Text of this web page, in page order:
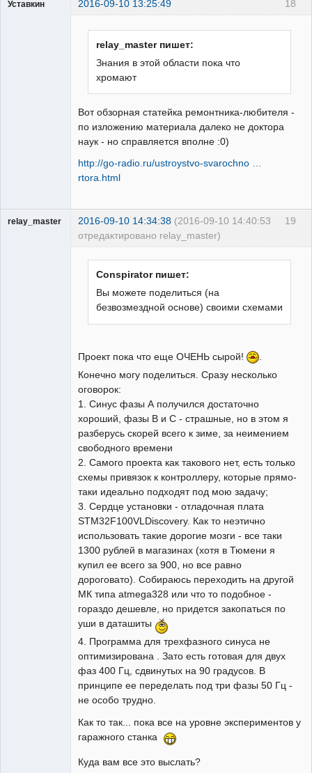
18
Уставкин 2016-09-10 13:25:49
relay_master пишет:
Знания в этой области пока что
хромают
Вот обзорная статейка ремонтника-любителя -
по изложению материала далеко не доктора
наук - но справляется вполне :0)
http://go-radio.ru/ustroystvo-svarochno …
rtora.html
19
relay_master 2016-09-10 14:34:38 (2016-09-10 14:40:53
отредактировано relay_master)
Conspirator пишет:
Вы можете поделиться (на
безвозмездной основе) своими схемами
Проект пока что еще ОЧЕНЬ сырой!
.
Конечно могу поделиться. Сразу несколько
оговорок:
1. Синус фазы А получился достаточно
хороший, фазы В и С - страшные, но в этом я
разберусь скорей всего к зиме, за неимением
свободного времени
2. Самого проекта как такового нет, есть только
схемы привязок к контроллеру, которые прямо-
таки идеально подходят под мою задачу;
3. Сердце установки - отладочная плата
STM32F100VLDiscovery. Как то неэтично
использовать такие дорогие мозги - все таки
1300 рублей в магазинах (хотя в Тюмени я
купил ее всего за 900, но все равно
дороговато). Собираюсь переходить на другой
МК типа atmega328 или что то подобное -
гораздо дешевле, но придется закопаться по
уши в даташиты
4. Программа для трехфазного синуса не
оптимизирована . Зато есть готовая для двух
фаз 400 Гц, сдвинутых на 90 градусов. В
принципе ее переделать под три фазы 50 Гц -
не особо трудно.
Как то так... пока все на уровне экспериментов у
гаражного станка
Куда вам все это выслать?